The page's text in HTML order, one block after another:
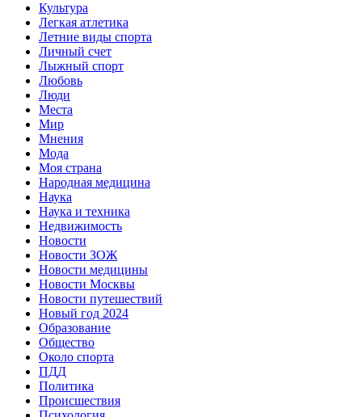
Культура
Легкая атлетика
Летние виды спорта
Личный счет
Лыжный спорт
Любовь
Люди
Места
Мир
Мнения
Мода
Моя страна
Народная медицина
Наука
Наука и техника
Недвижимость
Новости
Новости ЗОЖ
Новости медицины
Новости Москвы
Новости путешествий
Новый год 2024
Образование
Общество
Около спорта
ПДД
Политика
Происшествия